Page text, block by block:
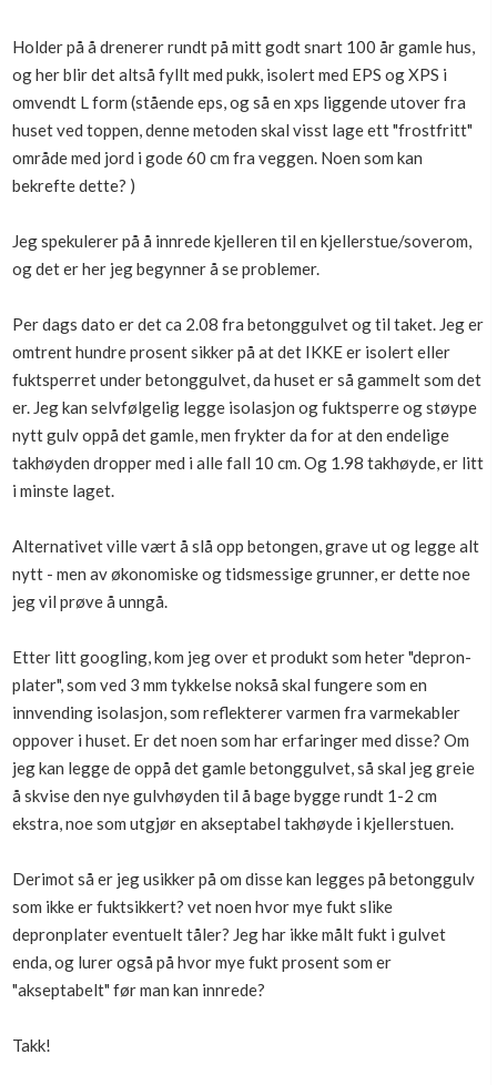
Få mer ut av Boligmappa
Holder på å drenerer rundt på mitt godt snart 100 år gamle hus,
og her blir det altså fyllt med pukk, isolert med EPS og XPS i
omvendt L form (stående eps, og så en xps liggende utover fra
huset ved toppen, denne metoden skal visst lage ett "frostfritt"
område med jord i gode 60 cm fra veggen. Noen som kan
bekrefte dette? )
Jeg spekulerer på å innrede kjelleren til en kjellerstue/soverom,
og det er her jeg begynner å se problemer.
Per dags dato er det ca 2.08 fra betonggulvet og til taket. Jeg er
omtrent hundre prosent sikker på at det IKKE er isolert eller
fuktsperret under betonggulvet, da huset er så gammelt som det
er. Jeg kan selvfølgelig legge isolasjon og fuktsperre og støype
nytt gulv oppå det gamle, men frykter da for at den endelige
takhøyden dropper med i alle fall 10 cm. Og 1.98 takhøyde, er litt
i minste laget.
Alternativet ville vært å slå opp betongen, grave ut og legge alt
nytt - men av økonomiske og tidsmessige grunner, er dette noe
jeg vil prøve å unngå.
Etter litt googling, kom jeg over et produkt som heter "depron-
plater", som ved 3 mm tykkelse nokså skal fungere som en
innvending isolasjon, som reflekterer varmen fra varmekabler
oppover i huset. Er det noen som har erfaringer med disse? Om
jeg kan legge de oppå det gamle betonggulvet, så skal jeg greie
å skvise den nye gulvhøyden til å bage bygge rundt 1-2 cm
ekstra, noe som utgjør en akseptabel takhøyde i kjellerstuen.
Derimot så er jeg usikker på om disse kan legges på betonggulv
som ikke er fuktsikkert? vet noen hvor mye fukt slike
depronplater eventuelt tåler? Jeg har ikke målt fukt i gulvet
enda, og lurer også på hvor mye fukt prosent som er
"akseptabelt" før man kan innrede?
Takk!